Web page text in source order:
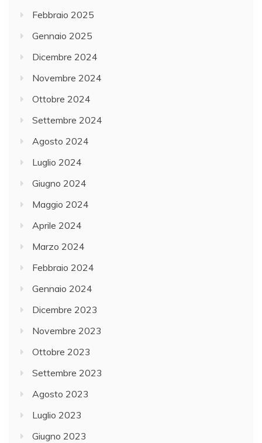
Febbraio 2025
Gennaio 2025
Dicembre 2024
Novembre 2024
Ottobre 2024
Settembre 2024
Agosto 2024
Luglio 2024
Giugno 2024
Maggio 2024
Aprile 2024
Marzo 2024
Febbraio 2024
Gennaio 2024
Dicembre 2023
Novembre 2023
Ottobre 2023
Settembre 2023
Agosto 2023
Luglio 2023
Giugno 2023